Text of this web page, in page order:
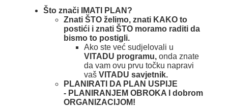
Što znači IMATI PLAN?
Znati ŠTO želimo, znati KAKO to
postići i znati ŠTO moramo raditi da
bismo to postigli.
Ako ste već sudjelovali u
VITADU programu, onda znate
da vam ovu prvu točku napravi
vašVITADU savjetnik.
PLANIRATI DA PLAN USPIJE
- PLANIRANJEM OBROKA I dobrom
ORGANIZACIJOM!